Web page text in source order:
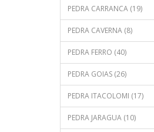
PEDRA CARRANCA (19)
PEDRA CAVERNA (8)
PEDRA FERRO (40)
PEDRA GOIAS (26)
PEDRA ITACOLOMI (17)
PEDRA JARAGUA (10)